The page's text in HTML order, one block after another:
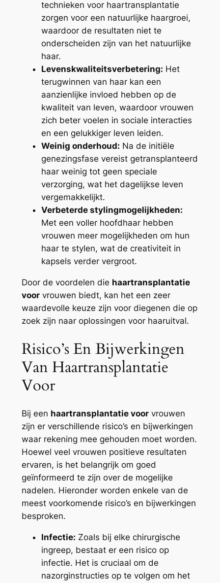
technieken voor haartransplantatie
zorgen voor een natuurlijke haargroei,
waardoor de resultaten niet te
onderscheiden zijn van het natuurlijke
haar.
Levenskwaliteitsverbetering: Het
terugwinnen van haar kan een
aanzienlijke invloed hebben op de
kwaliteit van leven, waardoor vrouwen
zich beter voelen in sociale interacties
en een gelukkiger leven leiden.
Weinig onderhoud: Na de initiële
genezingsfase vereist getransplanteerd
haar weinig tot geen speciale
verzorging, wat het dagelijkse leven
vergemakkelijkt.
Verbeterde stylingmogelijkheden:
Met een voller hoofdhaar hebben
vrouwen meer mogelijkheden om hun
haar te stylen, wat de creativiteit in
kapsels verder vergroot.
Door de voordelen die haartransplantatie
voorvrouwen biedt, kan het een zeer
waardevolle keuze zijn voor diegenen die op
zoek zijn naar oplossingen voor haaruitval.
Risico’s En Bijwerkingen
Van Haartransplantatie
Voor
Bij een haartransplantatie voorvrouwen
zijn er verschillende risico’s en bijwerkingen
waar rekening mee gehouden moet worden.
Hoewel veel vrouwen positieve resultaten
ervaren, is het belangrijk om goed
geïnformeerd te zijn over de mogelijke
nadelen. Hieronder worden enkele van de
meest voorkomende risico’s en bijwerkingen
besproken.
Infectie: Zoals bij elke chirurgische
ingreep, bestaat er een risico op
infectie. Het is cruciaal om de
nazorginstructies op te volgen om het